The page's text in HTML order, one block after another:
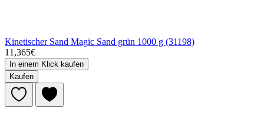
Kinetischer Sand Magic Sand grün 1000 g (31198)
11,365€
In einem Klick kaufen
Kaufen